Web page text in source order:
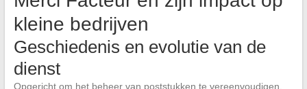
kleine bedrijven
Geschiedenis en evolutie van de
dienst
Opgericht om het beheer van poststukken te vereenvoudigen,